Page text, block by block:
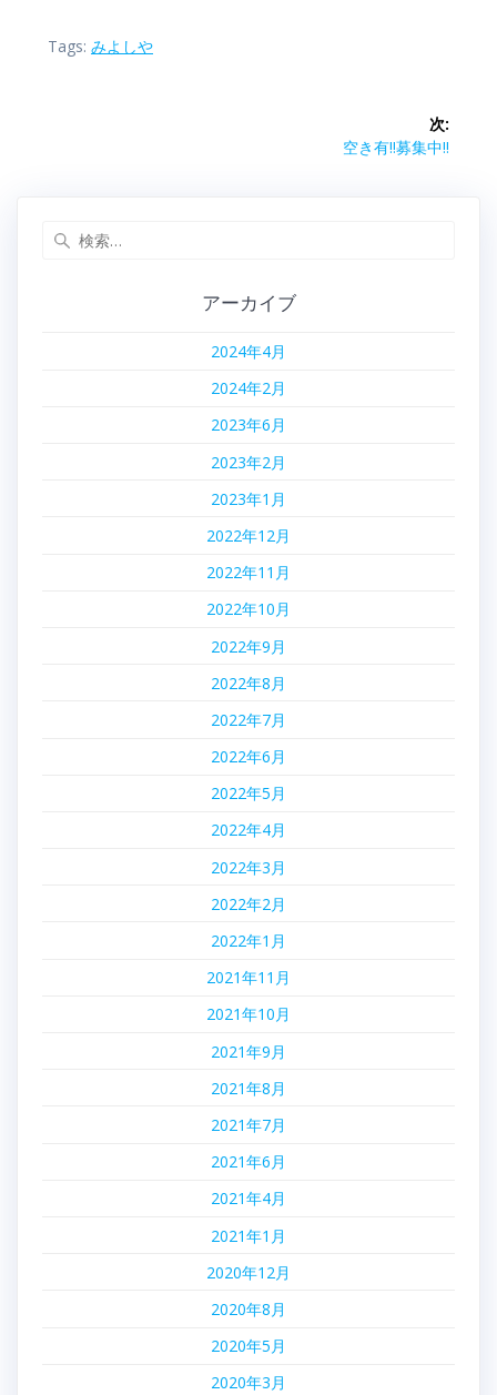
Tags: みよしや
ビ
次:
次
空き有!!募集中!!
アーカイブ
2024年4月
2024年2月
2023年6月
2023年2月
2023年1月
2022年12月
2022年11月
2022年10月
2022年9月
2022年8月
2022年7月
2022年6月
2022年5月
2022年4月
2022年3月
2022年2月
2022年1月
2021年11月
2021年10月
2021年9月
2021年8月
2021年7月
2021年6月
2021年4月
2021年1月
2020年12月
2020年8月
2020年5月
2020年3月